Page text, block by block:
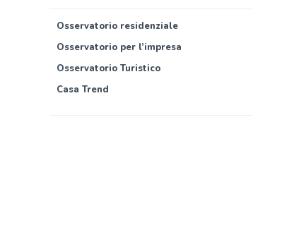
Osservatorio residenziale
Osservatorio per l’impresa
Osservatorio Turistico
Casa Trend